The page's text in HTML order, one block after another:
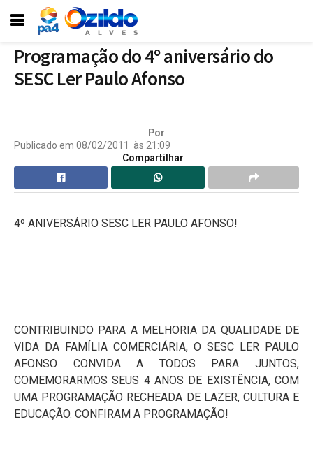
Programação do 4º aniversário do
SESC Ler Paulo Afonso
Por
Publicado em 08/02/2011 às 21:09
Compartilhar
4º ANIVERSÁRIO SESC LER PAULO AFONSO!
CONTRIBUINDO PARA A MELHORIA DA QUALIDADE DE
VIDA DA FAMÍLIA COMERCIÁRIA, O SESC LER PAULO
AFONSO CONVIDA A TODOS PARA JUNTOS,
COMEMORARMOS SEUS 4 ANOS DE EXISTÊNCIA, COM
UMA PROGRAMAÇÃO RECHEADA DE LAZER, CULTURA E
EDUCAÇÃO. CONFIRAM A PROGRAMAÇÃO!